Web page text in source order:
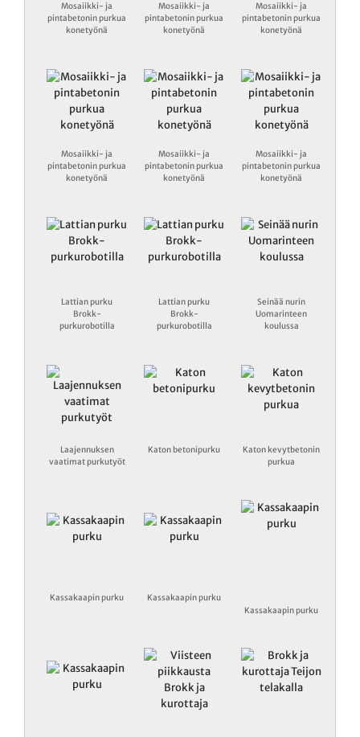
Mosaiikki- ja
pintabetonin purkua
konetyönä
Mosaiikki- ja
pintabetonin purkua
konetyönä
Mosaiikki- ja
pintabetonin purkua
konetyönä
Mosaiikki- ja
pintabetonin purkua
konetyönä
Mosaiikki- ja
pintabetonin purkua
konetyönä
Mosaiikki- ja
pintabetonin purkua
konetyönä
Lattian purku
Brokk-
purkurobotilla
Lattian purku
Brokk-
purkurobotilla
Seinää nurin
Uomarinteen
koulussa
Laajennuksen
vaatimat purkutyöt
Katon betonipurku
Katon kevytbetonin
purkua
Kassakaapin purku
Kassakaapin purku
Kassakaapin purku